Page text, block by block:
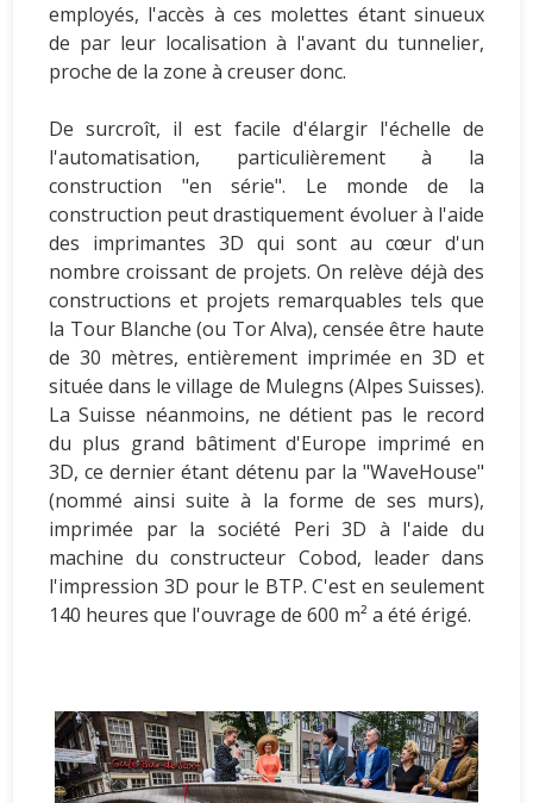
employés, l'accès à ces molettes étant sinueux
de par leur localisation à l'avant du tunnelier,
proche de la zone à creuser donc.
De surcroît, il est facile d'élargir l'échelle de
l'automatisation, particulièrement à la
construction "en série". Le monde de la
construction peut drastiquement évoluer à l'aide
des imprimantes 3D qui sont au cœur d'un
nombre croissant de projets. On relève déjà des
constructions et projets remarquables tels que
la Tour Blanche (ou Tor Alva), censée être haute
de 30 mètres, entièrement imprimée en 3D et
située dans le village de Mulegns (Alpes Suisses).
La Suisse néanmoins, ne détient pas le record
du plus grand bâtiment d'Europe imprimé en
3D, ce dernier étant détenu par la "WaveHouse"
(nommé ainsi suite à la forme de ses murs),
imprimée par la société Peri 3D à l'aide du
machine du constructeur Cobod, leader dans
l'impression 3D pour le BTP. C'est en seulement
140 heures que l'ouvrage de 600 m² a été érigé.